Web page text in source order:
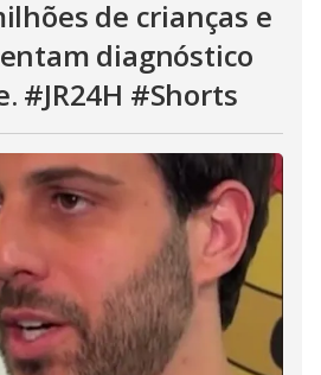
de crianças e
diagnóstico
#JR24H #Shorts